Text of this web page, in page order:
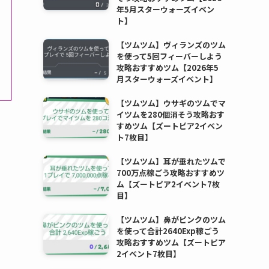
年5月スターウォーズイベン
ト】
【ツムツム】ヴィランズのツム
を使って5回フィーバーしよう
攻略おすすめツム【2026年5
月スターウォーズイベント】
【ツムツム】ウサギのツムでマ
イツムを280個消そう攻略おす
すめツム【ズートピア2イベン
ト7枚目】
【ツムツム】耳が垂れたツムで
700万点稼ごう攻略おすすめツ
ム【ズートピア2イベント7枚
目】
【ツムツム】鼻がピンクのツム
を使って合計2640Exp稼ごう
攻略おすすめツム【ズートピア
2イベント7枚目】